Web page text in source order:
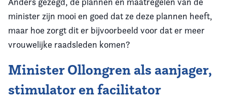
minister zijn mooi en goed dat ze deze plannen heeft,
maar hoe zorgt dit er bijvoorbeeld voor dat er meer
vrouwelijke raadsleden komen?
Minister Ollongren als aanjager,
stimulator en facilitator